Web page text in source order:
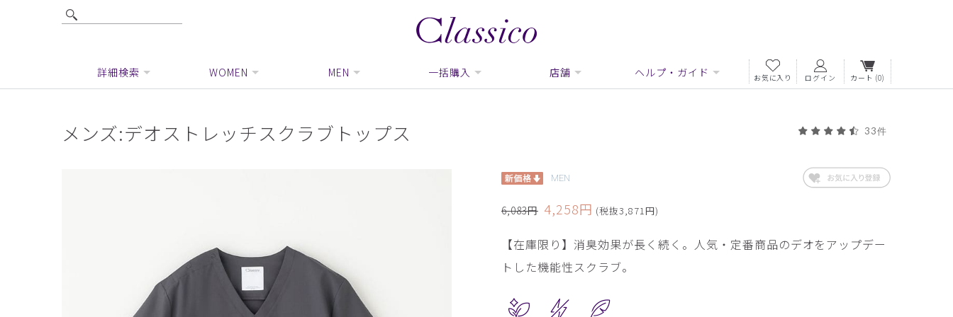
詳細検索 WOMEN MEN 一括購入 店舗 ヘルプ・ガイド お気に入り ログイン カート (0)
メンズ:デオストレッチスクラブトップス 33件
MEN
6,083円 4,258円 (税抜3,871円)
【在庫限り】消臭効果が長く続く。人気・定番商品のデオをアップデー
トした機能性スクラブ。